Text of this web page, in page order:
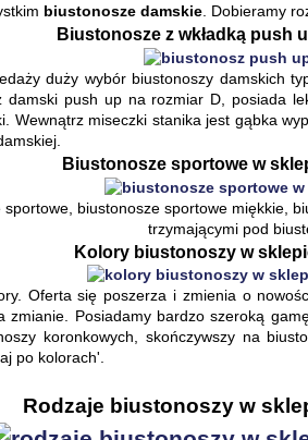
biustonosze damskie . Dobieramy
Biustonosze z wkładką push
duży wybór biustonoszy damskich
push up na rozmiar D, posiada
Wewnątrz miseczki stanika jest gąbka
Biustonosze sportowe w
biustonosze sportowe miękkie,
trzymającymi pod
Kolory biustonoszy w
Oferta się poszerza i zmienia o
Posiadamy bardzo szeroką
koronkowych, skończywszy na
po kolorach'.
Rodzaje biustonoszy w